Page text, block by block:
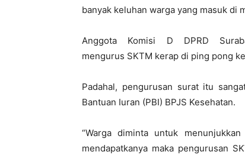
banyak keluhan warga yang masuk di
Anggota Komisi D DPRD
mengurus SKTM kerap di ping pong
Padahal, pengurusan surat itu
Bantuan Iuran (PBI) BPJS Kesehatan.
“Warga diminta untuk
mendapatkanya maka pengurusan